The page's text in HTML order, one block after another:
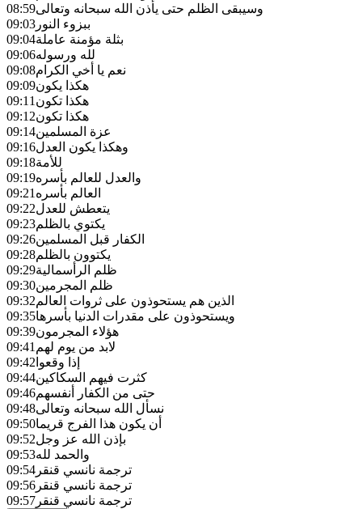
08:59وسيبقى الظلم حتى يأذن الله سبحانه وتعالى
09:03 ببزوء النور
09:04بثلة مؤمنة عاملة
09:06لله ورسوله
09:08نعم يا أخي الكرام
09:09هكذا يكون
09:11هكذا تكون
09:12هكذا تكون
09:14عزة المسلمين
09:16وهكذا يكون العدل
09:18للأمة
09:19والعدل للعالم بأسره
09:21العالم بأسره
09:22يتعطش للعدل
09:23يكتوي بالظلم
09:26الكفار قبل المسلمين
09:28يكتوون بالظلم
09:29ظلم الرأسمالية
09:30ظلم المجرمين
09:32الذين هم يستحوذون على ثروات العالم
09:35ويستحوذون على مقدرات الدنيا بأسرها
09:39هؤلاء المجرمون
09:41لابد من يوم لهم
09:42 إذا وقعوا
09:44كثرت فيهم السكاكين
09:46حتى من الكفار أنفسهم
09:48نسأل الله سبحانه وتعالى
09:50أن يكون هذا الفرج قريما
09:52بإذن الله عز وجل
09:53والحمد لله
09:54 ترجمة نانسي قنقر
09:56 ترجمة نانسي قنقر
09:57 ترجمة نانسي قنقر